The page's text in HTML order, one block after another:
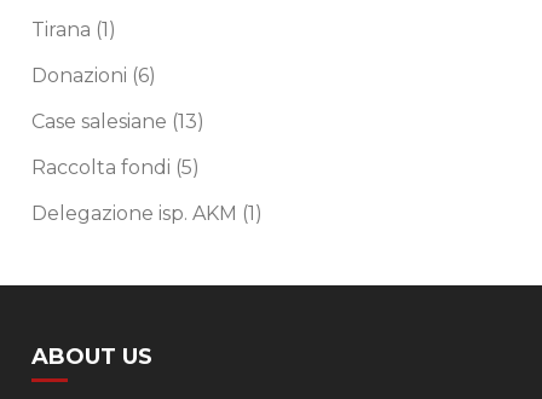
Tirana (1)
Donazioni (6)
Case salesiane (13)
Raccolta fondi (5)
Delegazione isp. AKM (1)
ABOUT US